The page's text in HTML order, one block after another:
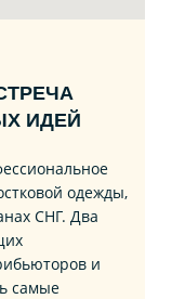
ИДЕЙ
одежды,
СНГ. Два
и
самые